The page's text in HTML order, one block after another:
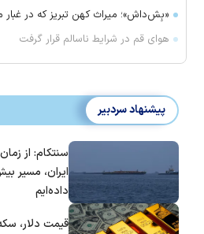
«بِش‌داش»؛ میراث کهن تبریز که در غبار
هوای قم در شرایط ناسالم قرار گرفت
پیشنهاد سردبیر
سنتکام: از
داده‌ایم
قیمت دلار،